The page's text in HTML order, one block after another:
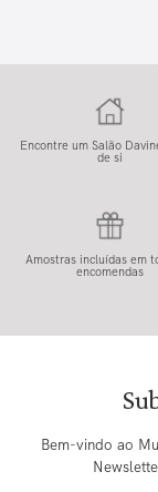
Encontre um Salão
de si
Amostras incluídas em
encomendas
Bem-vindo ao